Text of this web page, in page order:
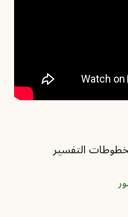
التفسير